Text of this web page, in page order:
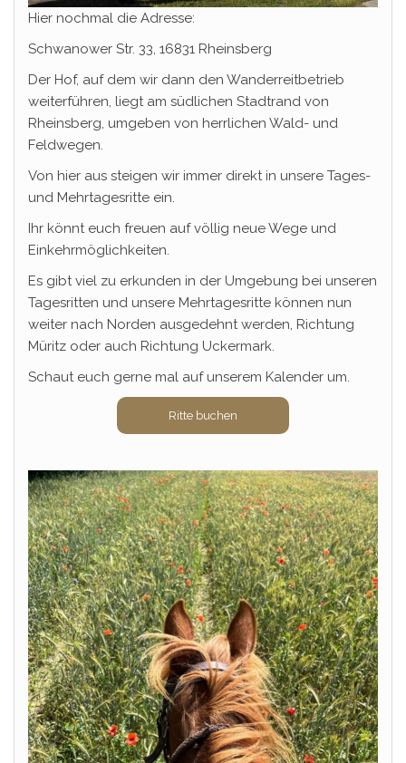
Hier nochmal die Adresse:
Schwanower Str. 33, 16831 Rheinsberg
Der Hof, auf dem wir dann den Wanderreitbetrieb
weiterführen, liegt am südlichen Stadtrand von
Rheinsberg, umgeben von herrlichen Wald- und
Feldwegen.
Von hier aus steigen wir immer direkt in unsere Tages-
und Mehrtagesritte ein.
Ihr könnt euch freuen auf völlig neue Wege und
Einkehrmöglichkeiten.
Es gibt viel zu erkunden in der Umgebung bei unseren
Tagesritten und unsere Mehrtagesritte können nun
weiter nach Norden ausgedehnt werden, Richtung
Müritz oder auch Richtung Uckermark.
Schaut euch gerne mal auf unserem Kalender um.
Ritte buchen